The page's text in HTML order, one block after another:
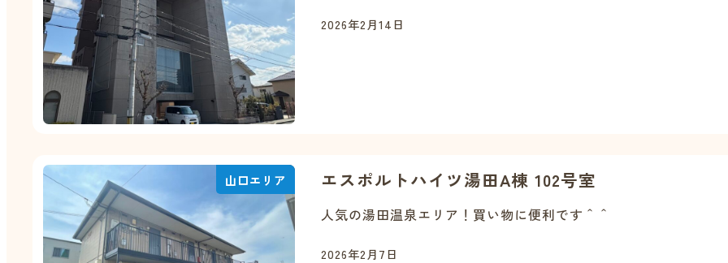
2026年2月14日
山口エリア エスポルトハイツ湯田A棟 102号室
人気の湯田温泉エリア！買い物に便利です＾＾
2026年2月7日